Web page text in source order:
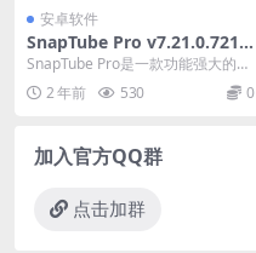
安卓软件
SnapTube Pro v7.21.0.7215
0110 油管下载器，解锁高级
版
SnapTube Pro是一款功能强大的应
用程序，可以让你一键下载YouTuB
e... 2 年前 530 0
加入官方QQ群
点击加群